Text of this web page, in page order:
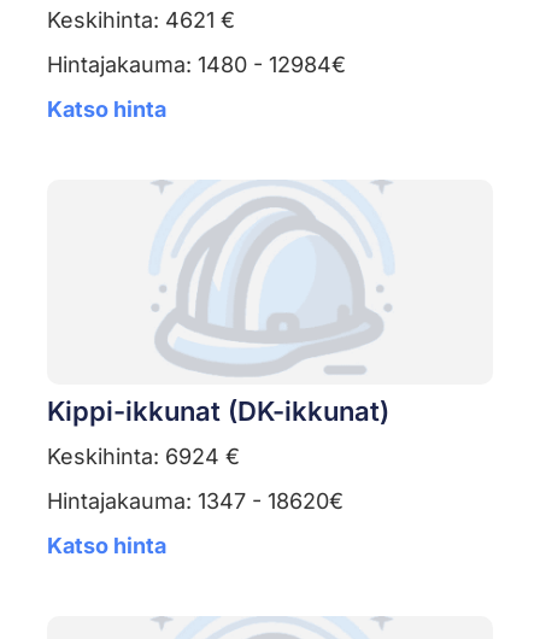
Keskihinta: 4621 €
Hintajakauma: 1480 - 12984€
Katso hinta
Kippi-ikkunat (DK-ikkunat)
Keskihinta: 6924 €
Hintajakauma: 1347 - 18620€
Katso hinta